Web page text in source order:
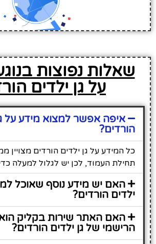
שאלות נפוצות
על גן ילדים
איפה אפשר למצוא מידע על
הורדים?
כל המידע על גן ילדים הורדים מצויין
תחילת העמוד, לכן יש לגלול למעלה
האם יש מידע נוסף שאוכל
ילדים הורדים?
האם האתר שירות בקליק
הרישמי של גן ילדים הורדים?